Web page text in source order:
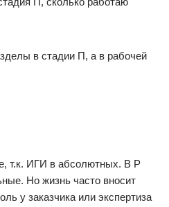
в стадии П, а в рабочей
т.к. ИГИ в абсолютных. В Р
Но жизнь часто вносит
у заказчика или экспертиза